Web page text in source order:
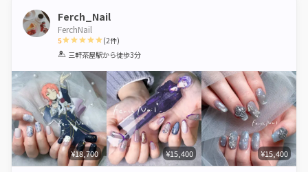
Ferch_Nail
FerchNail
5
1 2 3 4 5
(2件)
三軒茶屋駅から徒歩3分
¥18,700 ¥15,400 ¥15,400